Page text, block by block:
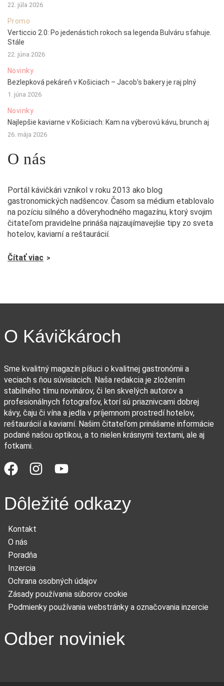
22. júla 2026
Promo
Verticcio 2.0: Po jedenástich rokoch sa legenda Bulváru sťahuje.
Stále
22. júna 2026
Novinky
Bezlepková pekáreň v Košiciach – Jacob’s bakery je raj plný
1. júna 2026
Novinky
Najlepšie kaviarne v Košiciach: Kam na výberovú kávu, brunch aj
26. mája 2026
O nás
Portál kávičkári vznikol v roku 2013 ako blog
gastronomických nadšencov. Časom sa médium etablovalo
na pozíciu silného a dôveryhodného magazínu, ktorý svojim
čitateľom pravidelne prináša najzaujímavejšie tipy zo sveta
hotelov, kaviarní a reštaurácií.
Čítať viac
O Kávičkároch
Sme kvalitný magazín píšuci o kvalitnej gastronómii a
veciach s ňou súvisiacich. Naša redakcia je zložením
stabilného tímu novinárov, či len skvelých autorov a
profesionálnych fotografov, ktorí sú priaznivcami dobrej
kávy, čaju či vína a jedla v príjemnom prostredí hotelov,
reštaurácií a kaviarní. Našim čitateľom prinášame informácie
podané našou optikou, a to nielen krásnymi textami, ale aj
fotkami.
Dôležité odkazy
Kontakt
O nás
Poradňa
Inzercia
Ochrana osobných údajov
Zásady používania súborov cookie
Podmienky používania webstránky a označovania inzercie
Odber noviniek